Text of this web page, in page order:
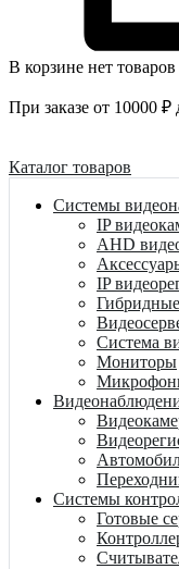
В корзине нет товаров
При заказе от 10000 ₽
Каталог товаров
Системы
IP
AHD
IP
Система
Мониторы
Системы
Готовые